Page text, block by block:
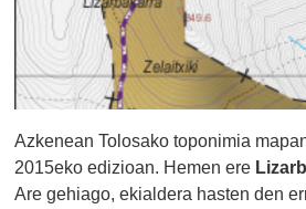
Azkenean Tolosako toponimia
2015eko edizioan. Hemen ere
Are gehiago, ekialdera hasten den